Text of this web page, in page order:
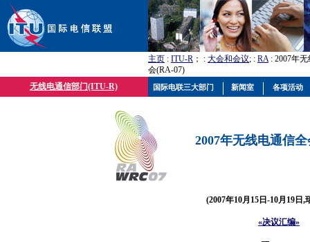
主页 : ITU-R ； : 大会和会议; : RA: 2007年
会(RA-07)
无线电通信部门(ITU-R)
2007年无线电通信
(2007年10月15日-10月19日,
«决议汇编»
国际电联三大部门 新闻室 各项活动